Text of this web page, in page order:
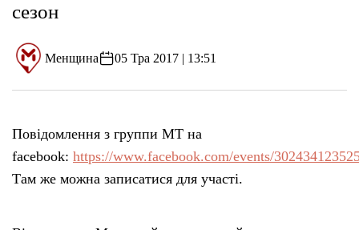
сезон
Менщина 05 Тра 2017 | 13:51
Повідомлення з группи МТ на
facebook: https://www.facebook.com/events/
Там же можна записатися для участі.